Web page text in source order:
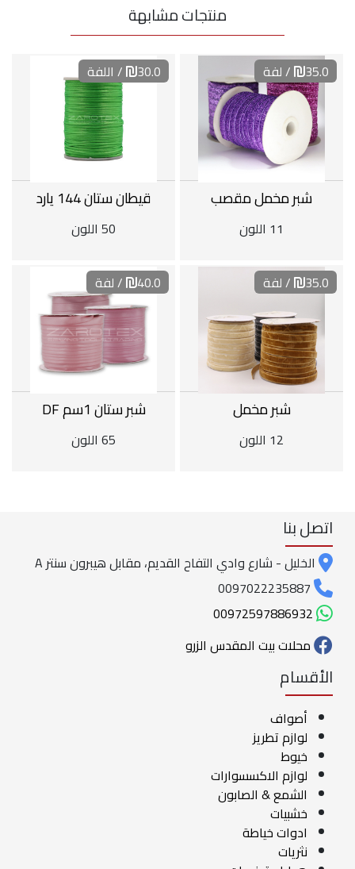
منتجات مشابهة
35.0 / لفة
شبر مخمل مقصب
11 اللون
30.0 / اللفة
قيطان ستان 144 يارد
50 اللون
35.0 / لفة
شبر مخمل
12 اللون
40.0 / لفة
شبر ستان 1سم DF
65 اللون
اتصل بنا
الخليل - شارع وادي التفاح القديم، مقابل هيبرون سنتر A
محلات بيت المقدس الزرو
الأقسام
أصواف
لوازم تطريز
خيوط
لوازم الاكسسوارات
الشمع & الصابون
خشبيات
ادوات خياطة
نثريات